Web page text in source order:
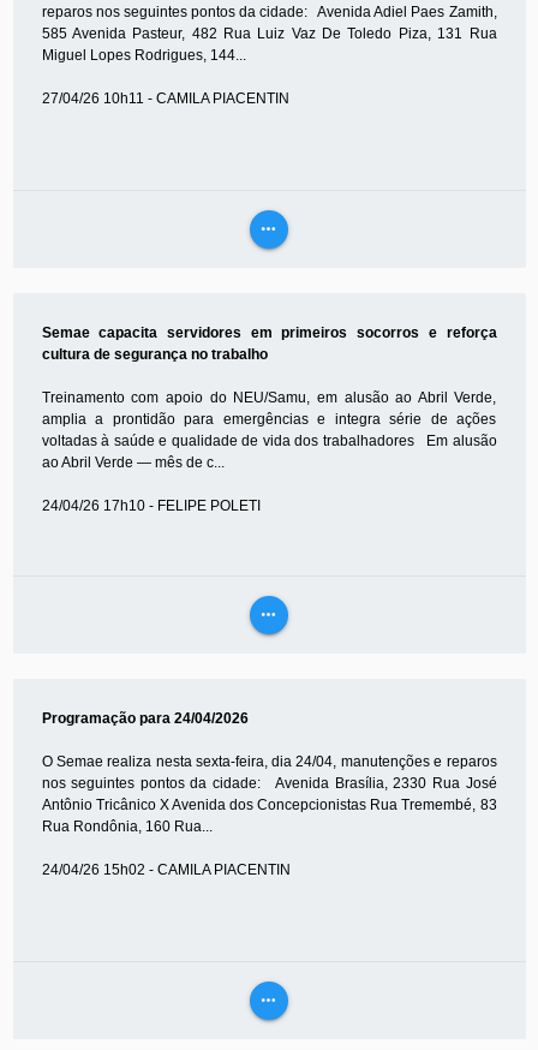
reparos nos seguintes pontos da cidade: Avenida Adiel Paes Zamith,
585 Avenida Pasteur, 482 Rua Luiz Vaz De Toledo Piza, 131 Rua
Miguel Lopes Rodrigues, 144...
27/04/26 10h11 - CAMILA PIACENTIN
more_horiz
Semae capacita servidores em primeiros socorros e reforça
cultura de segurança no trabalho
Treinamento com apoio do NEU/Samu, em alusão ao Abril Verde,
amplia a prontidão para emergências e integra série de ações
voltadas à saúde e qualidade de vida dos trabalhadores Em alusão
ao Abril Verde — mês de c...
24/04/26 17h10 - FELIPE POLETI
more_horiz
Programação para 24/04/2026
O Semae realiza nesta sexta-feira, dia 24/04, manutenções e reparos
nos seguintes pontos da cidade: Avenida Brasília, 2330 Rua José
Antônio Tricânico X Avenida dos Concepcionistas Rua Tremembé, 83
Rua Rondônia, 160 Rua...
24/04/26 15h02 - CAMILA PIACENTIN
more_horiz